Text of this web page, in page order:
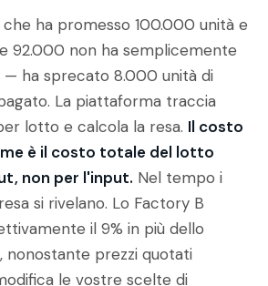
ha promesso 100.000 unità e
92.000 non ha semplicemente
ha sprecato 8.000 unità di
La piattaforma traccia
lotto e calcola la resa. Il costo
è il costo totale del lotto
non per l'input. Nel tempo i
si rivelano. Lo Factory B
il 9% in più dello
nonostante prezzi quotati
le vostre scelte di